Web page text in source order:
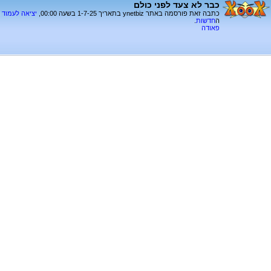
כבר לא צעד לפני כולם
כתבה זאת פורסמה באתר ynetbiz בתאריך 1-7-25 בשעה 00:00, יציאה
החדשות
פאודה